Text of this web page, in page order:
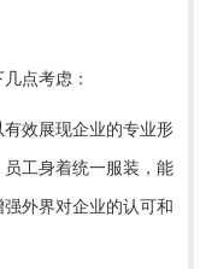
点考虑：
效展现企业的专业形
工身着统一服装，能
外界对企业的认可和